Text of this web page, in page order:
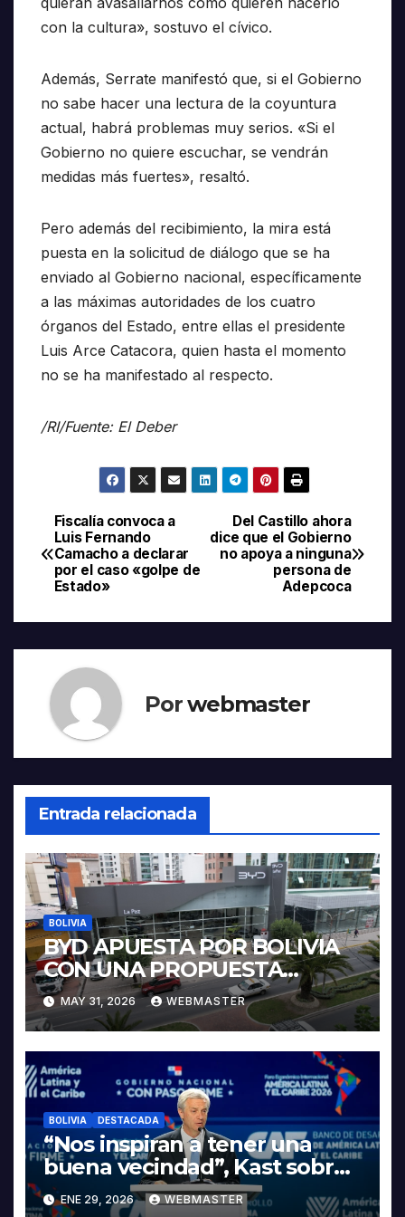
con la cultura», sostuvo el cívico.
Además, Serrate manifestó que, si el Gobierno
no sabe hacer una lectura de la coyuntura
actual, habrá problemas muy serios. «Si el
Gobierno no quiere escuchar, se vendrán
medidas más fuertes», resaltó.
Pero además del recibimiento, la mira está
puesta en la solicitud de diálogo que se ha
enviado al Gobierno nacional, específicamente
a las máximas autoridades de los cuatro
órganos del Estado, entre ellas el presidente
Luis Arce Catacora, quien hasta el momento
no se ha manifestado al respecto.
/RI/Fuente: El Deber
Navegación
de
Del Castillo ahora
dice que el Gobierno
no apoya a ninguna
persona de
Adepcoca
Fiscalía convoca a
Luis Fernando
Camacho a declarar
por el caso «golpe de
Estado»
Porwebmaster
Entrada relacionada
BOLIVIA
BYD APUESTA POR BOLIVIA
CON UNA PROPUESTA
INTEGRAL PARA IMPULSAR
LA ELECTROMOVILIDAD Y LA
INDUSTRIALIZACIÓN DEL
LITIO
MAY 31, 2026 WEBMASTER
BOLIVIA DESTACADA
“Nos inspiran a tener una
buena vecindad”, Kast sobre
discurso del presidente
ENE 29, 2026 WEBMASTER